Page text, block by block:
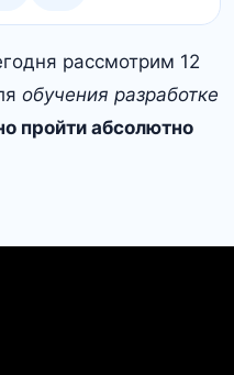
рассмотрим 12
обучения разработке
пройти абсолютно